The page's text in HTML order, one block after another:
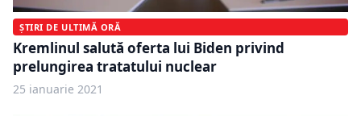
ȘTIRI DE ULTIMĂ ORĂ
Kremlinul salută oferta lui Biden privind
prelungirea tratatului nuclear
25 ianuarie 2021